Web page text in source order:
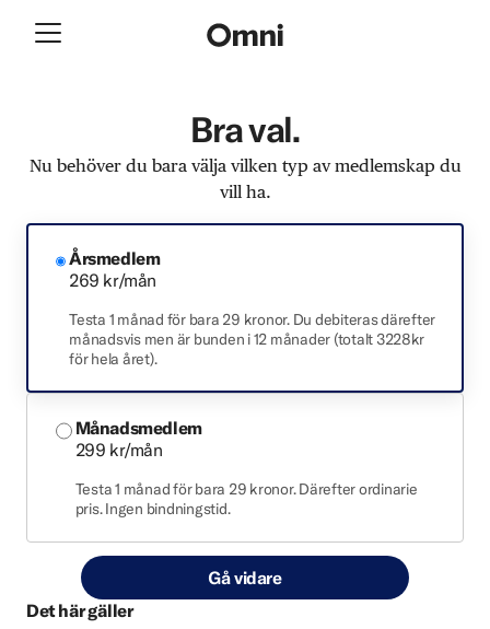
Bra val.
Nu behöver du bara välja vilken typ av medlemskap du
vill ha.
Årsmedlem
269 kr/mån
Testa 1 månad för bara 29 kronor. Du debiteras därefter
månadsvis men är bunden i 12 månader (totalt 3228kr
för hela året).
Månadsmedlem
299 kr/mån
Testa 1 månad för bara 29 kronor. Därefter ordinarie
pris. Ingen bindningstid.
Gå vidare
Det här gäller